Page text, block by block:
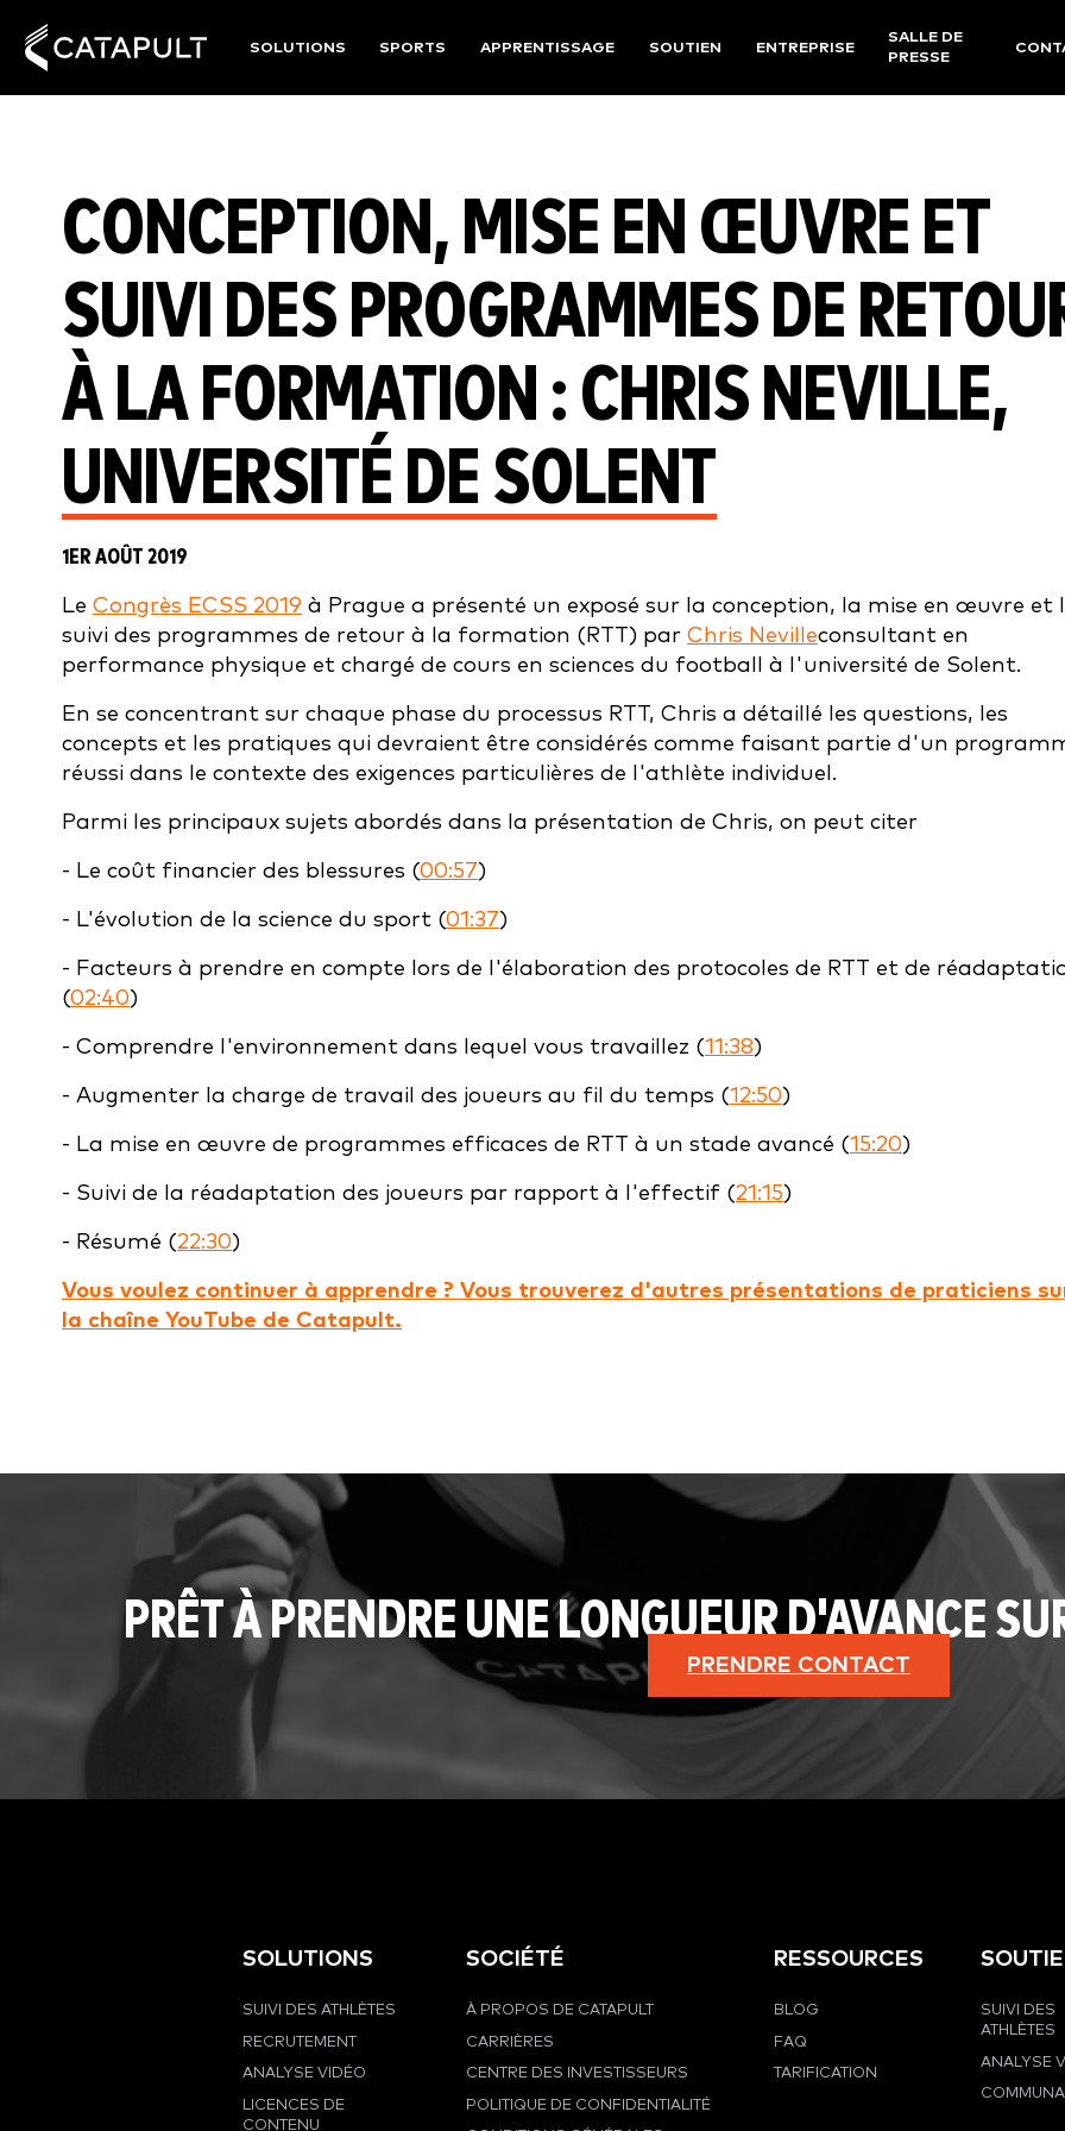
SOLUTIONS SPORTS APPRENTISSAGE SOUTIEN ENTREPRISE
SALLE DE
PRESSE
CONCEPTION, MISE EN ŒUVRE ET
SUIVI DES PROGRAMMES DE
À LA FORMATION : CHRIS NEVILLE,
UNIVERSITÉ DE SOLENT
1ER AOÛT 2019
Le Congrès ECSS 2019 à Prague a présenté un exposé sur la conception, la mise en œuvre et
suivi des programmes de retour à la formation (RTT) par Chris Nevilleconsultant en
performance physique et chargé de cours en sciences du football à l'université de Solent.
En se concentrant sur chaque phase du processus RTT, Chris a détaillé les questions, les
concepts et les pratiques qui devraient être considérés comme faisant partie d'un
réussi dans le contexte des exigences particulières de l'athlète individuel.
Parmi les principaux sujets abordés dans la présentation de Chris, on peut citer
- Le coût financier des blessures (00:57)
- L'évolution de la science du sport (01:37)
- Facteurs à prendre en compte lors de l'élaboration des protocoles de RTT et de
(02:40)
- Comprendre l'environnement dans lequel vous travaillez (11:38)
- Augmenter la charge de travail des joueurs au fil du temps (12:50)
- La mise en œuvre de programmes efficaces de RTT à un stade avancé (15:20)
- Suivi de la réadaptation des joueurs par rapport à l'effectif (21:15)
- Résumé (22:30)
Vous voulez continuer à apprendre ? Vous trouverez d'autres présentations de praticiens
la chaîne YouTube de Catapult.
PRÊT À PRENDRE UNE LONGUEUR D'AVANCE
PRENDRE CONTACT
SOLUTIONS
SUIVI DES ATHLÈTES
RECRUTEMENT
ANALYSE VIDÉO
LICENCES DE
CONTENU
SOCIÉTÉ
À PROPOS DE CATAPULT
CARRIÈRES
CENTRE DES INVESTISSEURS
POLITIQUE DE CONFIDENTIALITÉ
RESSOURCES
BLOG
FAQ
TARIFICATION
SUIVI DES
ATHLÈTES
ANALYSE